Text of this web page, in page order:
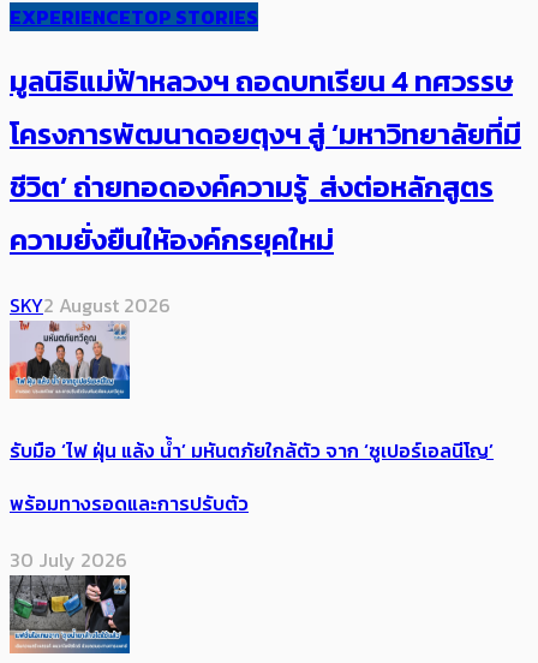
EXPERIENCETOP STORIES
มูลนิธิแม่ฟ้าหลวงฯ ถอดบทเรียน 4 ทศวรรษ
โครงการพัฒนาดอยตุงฯ สู่ ‘มหาวิทยาลัยที่มี
ชีวิต’ ถ่ายทอดองค์ความรู้ ส่งต่อหลักสูตร
ความยั่งยืนให้องค์กรยุคใหม่
SKY2 August 2026
รับมือ ‘ไฟ ฝุ่น แล้ง น้ำ’ มหันตภัยใกล้ตัว จาก ‘ซูเปอร์เอลนีโญ’
พร้อมทางรอดและการปรับตัว
30 July 2026